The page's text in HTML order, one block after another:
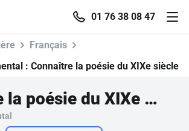
01 76 38 08 47
Français
: Connaître la poésie du XIXe siècle
Connaître la poésie du XIXe siècle